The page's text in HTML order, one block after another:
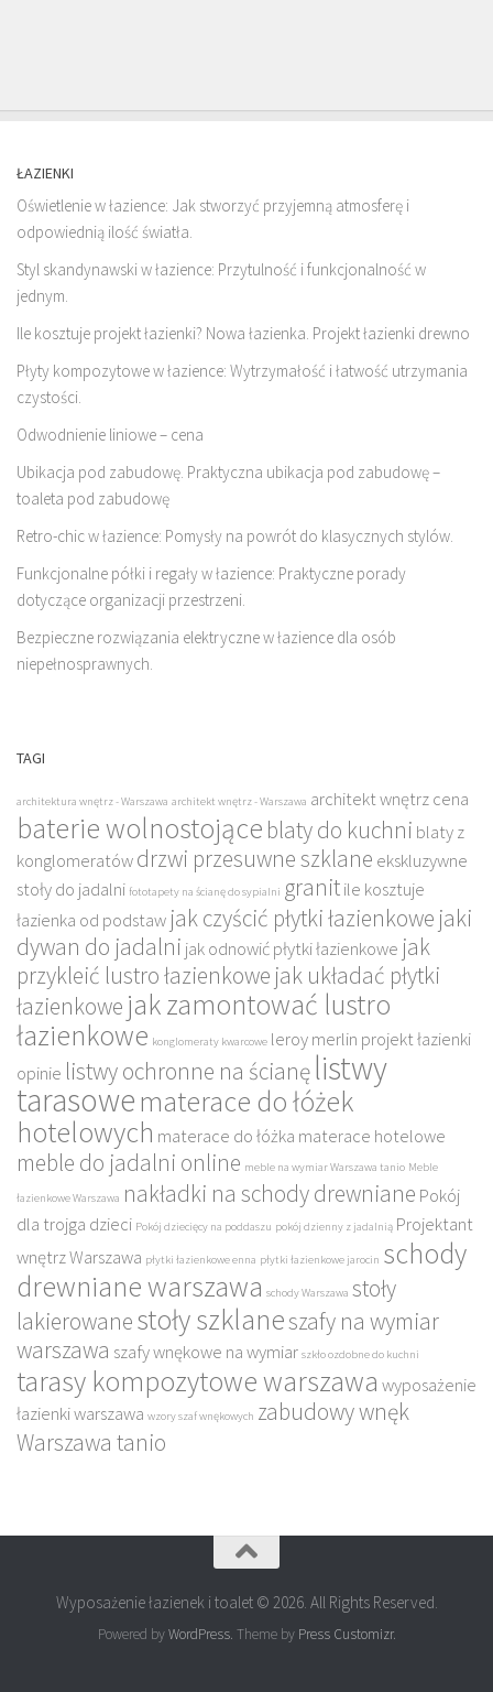
ŁAZIENKI
Oświetlenie w łazience: Jak stworzyć przyjemną atmosferę i
odpowiednią ilość światła.
Styl skandynawski w łazience: Przytulność i funkcjonalność w
jednym.
Ile kosztuje projekt łazienki? Nowa łazienka. Projekt łazienki drewno
Płyty kompozytowe w łazience: Wytrzymałość i łatwość utrzymania
czystości.
Odwodnienie liniowe – cena
Ubikacja pod zabudowę. Praktyczna ubikacja pod zabudowę –
toaleta pod zabudowę
Retro-chic w łazience: Pomysły na powrót do klasycznych stylów.
Funkcjonalne półki i regały w łazience: Praktyczne porady
dotyczące organizacji przestrzeni.
Bezpieczne rozwiązania elektryczne w łazience dla osób
niepełnosprawnych.
TAGI
architektura wnętrz - Warszawa architekt wnętrz - Warszawa architekt wnętrz cena
baterie wolnostojące blaty do kuchni blaty z
konglomeratówdrzwi przesuwne szklane ekskluzywne
stoły do jadalni fototapety na ścianę do sypialni granitile kosztuje
łazienka od podstaw jak czyścić płytki łazienkowe jaki
dywan do jadalni jak odnowić płytki łazienkowe jak
przykleić lustro łazienkowe jak układać płytki
łazienkowe jak zamontować lustro
łazienkowe konglomeraty kwarcowe leroy merlin projekt łazienki
opinie listwy ochronne na ścianęlistwy
tarasowematerace do łóżek
hotelowych materace do łóżka materace hotelowe
meble do jadalni online meble na wymiar Warszawa tanio Meble
łazienkowe Warszawa nakładki na schody drewniane Pokój
dla trojga dzieci Pokój dziecięcy na poddaszu pokój dzienny z jadalnią Projektant
wnętrz Warszawa płytki łazienkowe enna płytki łazienkowe jarocin schody
drewniane warszawa schody Warszawa stoły
lakierowanestoły szklaneszafy na wymiar
warszawa szafy wnękowe na wymiar szkło ozdobne do kuchni
tarasy kompozytowe warszawa wyposażenie
łazienki warszawa wzory szaf wnękowych zabudowy wnęk
Warszawa tanio
Wyposażenie łazienek i toalet © 2026. All Rights Reserved.
Powered byWordPress. Theme by Press Customizr.